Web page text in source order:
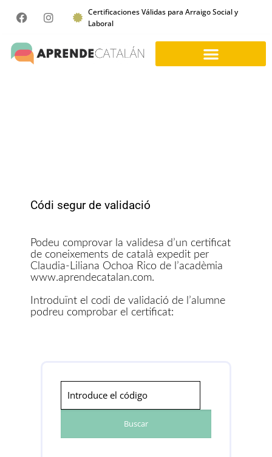
Certificaciones Válidas para Arraigo Social y
Laboral
Códi segur de validació
Podeu comprovar la validesa d’un certificat
de coneixements de català expedit per
Claudia-Liliana Ochoa Rico de l’acadèmia
www.aprendecatalan.com.
Introduïnt el codi de validació de l’alumne
podreu comprobar el certificat: